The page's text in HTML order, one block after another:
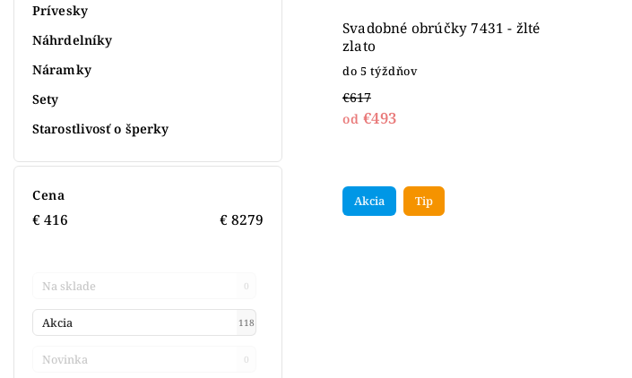
Prívesky
Náhrdelníky
Náramky
Sety
Starostlivosť o šperky
Cena
€416 €8279
Na sklade 0
Akcia 118
Novinka 0
Svadobné obrúčky 7431 - žlté
zlato
do 5 týždňov
€617
od €493
Akcia Tip